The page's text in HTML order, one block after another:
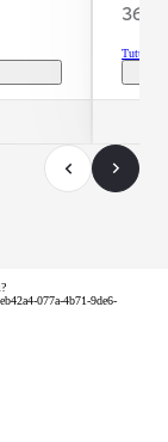
Tutustu
077a-4b71-9de6-